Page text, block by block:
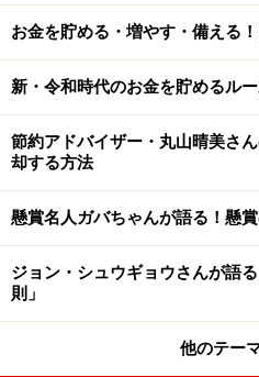
よく利益が出た」こともあ
子です。
しかし実際に年金生活を迎
円」程度必要だったのでは、
「外貨建の保険に年100万
に余裕がなくなり予定より
まった。その後円安になり結
に膨らんだ。やめずに続けて
お金を貯める・増やす・備える
新・令和時代のお金を貯めるル
節約アドバイザー・丸山晴美さ
却する方法
懸賞名人ガバちゃんが語る！懸
ジョン・シュウギョウさんが語
則」
他のテー